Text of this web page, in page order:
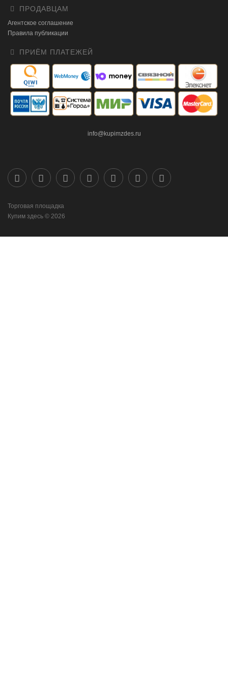
ПРОДАВЦАМ
Агентское соглашение
Правила публикации
ПРИЁМ ПЛАТЕЖЕЙ
info@kupimzdes.ru
Торговая площадка
Купим здесь © 2026